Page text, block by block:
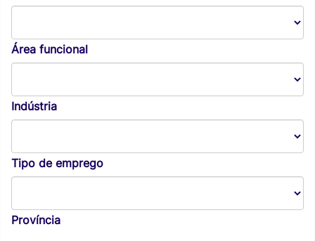
Área funcional
Indústria
Tipo de emprego
Província